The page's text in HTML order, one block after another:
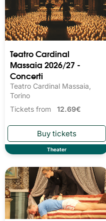
Teatro Cardinal
Massaia 2026/27 -
Concerti
Teatro Cardinal Massaia,
Torino
Tickets from 12.69€
Theater